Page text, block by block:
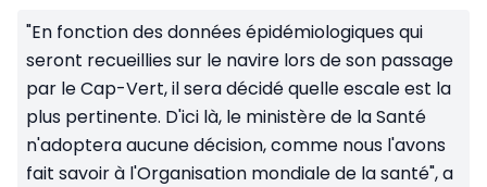
"En fonction des données épidémiologiques qui
seront recueillies sur le navire lors de son passage
par le Cap-Vert, il sera décidé quelle escale est la
plus pertinente. D'ici là, le ministère de la Santé
n'adoptera aucune décision, comme nous l'avons
fait savoir à l'Organisation mondiale de la santé", a